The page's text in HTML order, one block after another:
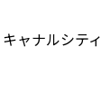
ャナルシ